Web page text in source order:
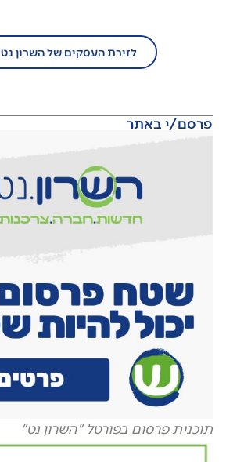
לזירת העסקים של השרון נט
פרסם/י באתר
תוכנית פרסום בפורטל "השרון נט"